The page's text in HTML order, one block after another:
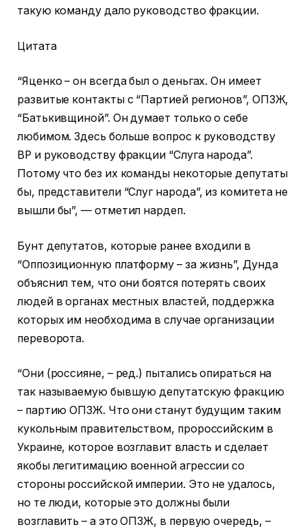
такую ​​команду дало руководство фракции.
Цитата
“Яценко – он всегда был о деньгах. Он имеет
развитые контакты с “Партией регионов”, ОПЗЖ,
“Батькивщиной”. Он думает только о себе
любимом. Здесь больше вопрос к руководству
ВР и руководству фракции “Слуга народа”.
Потому что без их команды некоторые депутаты
бы, представители “Слуг народа”, из комитета не
вышли бы”, — отметил нардеп.
Бунт депутатов, которые ранее входили в
“Оппозиционную платформу – за жизнь”, Дунда
объяснил тем, что они боятся потерять своих
людей в органах местных властей, поддержка
которых им необходима в случае организации
переворота.
“Они (россияне, – ред.) пытались опираться на
так называемую бывшую депутатскую фракцию
– партию ОПЗЖ. Что они станут будущим таким
кукольным правительством, пророссийским в
Украине, которое возглавит власть и сделает
якобы легитимацию военной агрессии со
стороны российской империи. Это не удалось,
но те люди, которые это должны были
возглавить – а это ОПЗЖ, в первую очередь, –